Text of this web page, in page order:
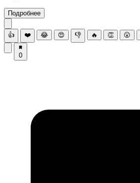
Подробнее
👍 ❤️ 😂 😍 👎 🔥 👏 😮
0